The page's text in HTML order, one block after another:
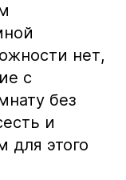
нет,
с
без
и
для этого